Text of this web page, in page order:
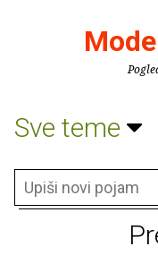
Sve teme